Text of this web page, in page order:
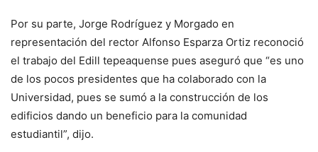
Por su parte, Jorge Rodríguez y Morgado en
representación del rector Alfonso Esparza Ortiz reconoció
el trabajo del Edill tepeaquense pues aseguró que “es uno
de los pocos presidentes que ha colaborado con la
Universidad, pues se sumó a la construcción de los
edificios dando un beneficio para la comunidad
estudiantil”, dijo.